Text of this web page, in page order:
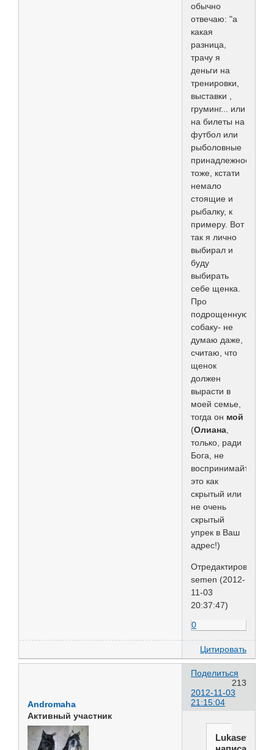
обычно
отвечаю: "а
какая
разница,
трачу я
деньги на
тренировки,
выставки ,
груминг... или
на билеты на
футбол или
рыболовные
принадлежности,
тоже, кстати
немало
стоящие и
рыбалку, к
примеру. Вот
так я лично
выбирал и
буду
выбирать
себе щенка.
Про
подрощенную
собаку- не
думаю даже,
считаю, что
щенок
должен
вырасти в
моей семье,
тогда он мой
(Олиана
только, ради
Бога, не
воспринимайте
это как
скрытый или
не очень
скрытый
упрек в Ваш
адрес!)
Отредактировано
semen (2012-
11-03
20:37:47)
0
Цитировать
Поделиться
213
2012-11-03
21:15:04
Andromaha
Активный участник
Lukasevich